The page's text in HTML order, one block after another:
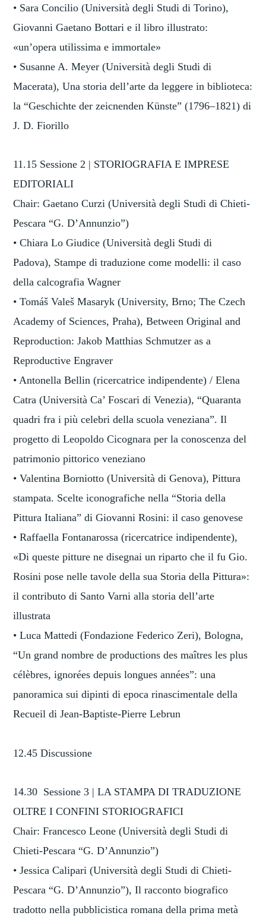
• Sara Concilio (Università degli Studi di Torino),
Giovanni Gaetano Bottari e il libro illustrato:
«un’opera utilissima e immortale»
• Susanne A. Meyer (Università degli Studi di
Macerata), Una storia dell’arte da leggere in biblioteca:
la “Geschichte der zeicnenden Künste” (1796–1821) di
J. D. Fiorillo
11.15 Sessione 2 | STORIOGRAFIA E IMPRESE
EDITORIALI
Chair: Gaetano Curzi (Università degli Studi di Chieti-
Pescara “G. D’Annunzio”)
• Chiara Lo Giudice (Università degli Studi di
Padova), Stampe di traduzione come modelli: il caso
della calcografia Wagner
• Tomáš Valeš Masaryk (University, Brno; The Czech
Academy of Sciences, Praha), Between Original and
Reproduction: Jakob Matthias Schmutzer as a
Reproductive Engraver
• Antonella Bellin (ricercatrice indipendente) / Elena
Catra (Università Ca’ Foscari di Venezia), “Quaranta
quadri fra i più celebri della scuola veneziana”. Il
progetto di Leopoldo Cicognara per la conoscenza del
patrimonio pittorico veneziano
• Valentina Borniotto (Università di Genova), Pittura
stampata. Scelte iconografiche nella “Storia della
Pittura Italiana” di Giovanni Rosini: il caso genovese
• Raffaella Fontanarossa (ricercatrice indipendente),
«Di queste pitture ne disegnai un riparto che il fu Gio.
Rosini pose nelle tavole della sua Storia della Pittura»:
il contributo di Santo Varni alla storia dell’arte
illustrata
• Luca Mattedi (Fondazione Federico Zeri), Bologna,
“Un grand nombre de productions des maîtres les plus
célèbres, ignorées depuis longues années”: una
panoramica sui dipinti di epoca rinascimentale della
Recueil di Jean-Baptiste-Pierre Lebrun
12.45 Discussione
14.30 Sessione 3 | LA STAMPA DI TRADUZIONE
OLTRE I CONFINI STORIOGRAFICI
Chair: Francesco Leone (Università degli Studi di
Chieti-Pescara “G. D’Annunzio”)
• Jessica Calipari (Università degli Studi di Chieti-
Pescara “G. D’Annunzio”), Il racconto biografico
tradotto nella pubblicistica romana della prima metà